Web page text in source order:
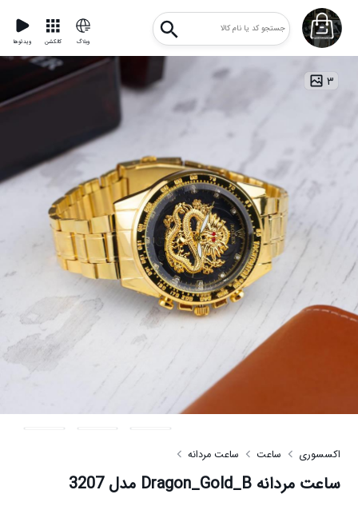
ویدئوها کالکشن وبلاگ
۳
اکسسوری ساعت ساعت مردانه
ساعت مردانه Dragon_Gold_B مدل 3207